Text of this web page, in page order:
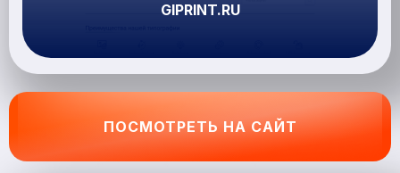
GIPRINT.RU
ПОСМОТРЕТЬ НА САЙТ